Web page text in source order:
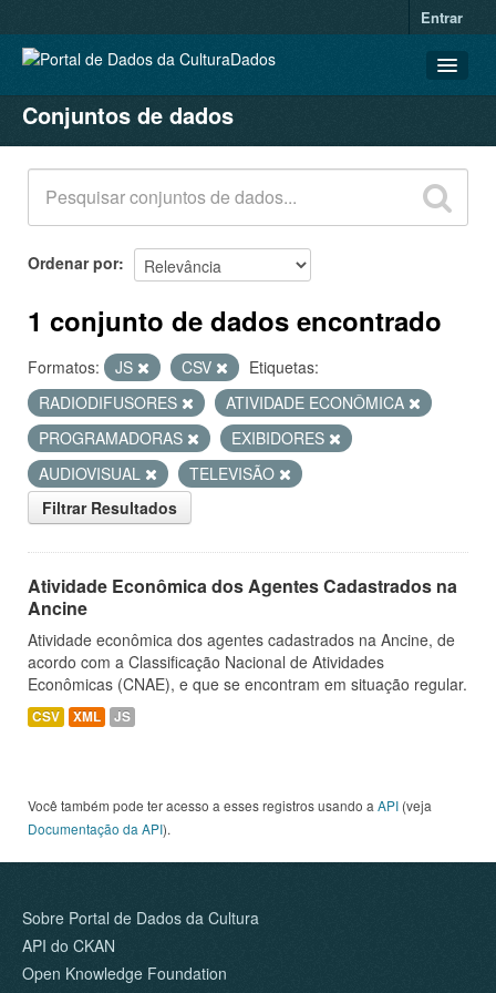
Entrar
CONJUNTOS DE DADOS
ORGANIZAÇÕES
GRUPOS
SOBRE
Conjuntos de dados
Ordenar por
1 conjunto de dados encontrado
Formatos: JS CSV
Etiquetas:
RADIODIFUSORES
ATIVIDADE ECONÔMICA
PROGRAMADORAS
EXIBIDORES
AUDIOVISUAL
TELEVISÃO
Filtrar Resultados
Atividade Econômica dos Agentes Cadastrados na
Ancine
Atividade econômica dos agentes cadastrados na Ancine, de
acordo com a Classificação Nacional de Atividades
Econômicas (CNAE), e que se encontram em situação regular.
CSV XML JS
Você também pode ter acesso a esses registros usando a API (veja
Documentação da API).
Sobre Portal de Dados da Cultura
API do CKAN
Open Knowledge Foundation